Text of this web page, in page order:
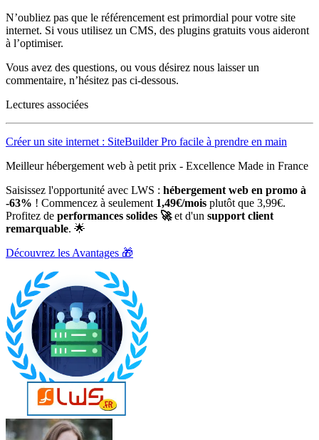
N’oubliez pas que le référencement est primordial pour votre site
internet. Si vous utilisez un CMS, des plugins gratuits vous aideront
à l’optimiser.
Vous avez des questions, ou vous désirez nous laisser un
commentaire, n’hésitez pas ci-dessous.
Lectures associées
Créer un site internet : SiteBuilder Pro facile à prendre en main
Meilleur hébergement web à petit prix - Excellence Made in France
Saisissez l'opportunité avec LWS : hébergement web en promo à
-63% ! Commencez à seulement 1,49€/mois plutôt que 3,99€.
Profitez de performances solides 🚀et d'un support client
remarquable. 🌟
Découvrez les Avantages 🎁